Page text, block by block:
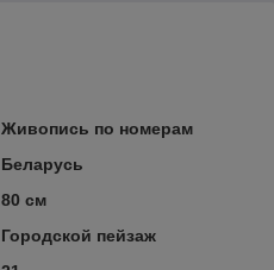
Живопись по номерам
Беларусь
80 см
Городской пейзаж